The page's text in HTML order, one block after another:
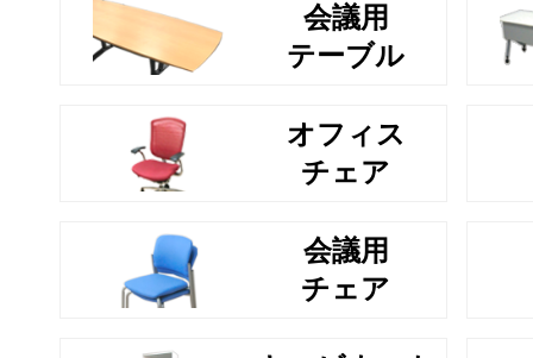
会議用
テーブル
オフィス
チェア
会議用
チェア